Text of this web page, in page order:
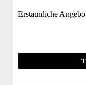
Erstaunliche